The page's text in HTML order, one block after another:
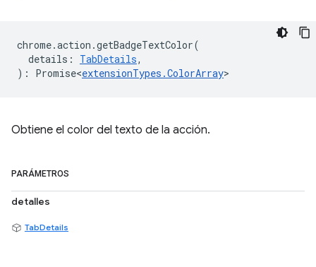
chrome.action .getBadgeTextColor(
details : TabDetails,
) : Promise<extensionTypes .ColorArray>
Obtiene el color del texto de la acción.
PARÁMETROS
detalles
TabDetails